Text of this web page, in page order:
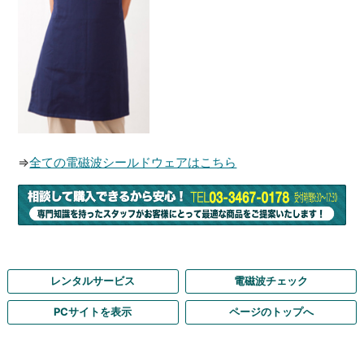
⇒全ての電磁波シールドウェアはこちら
レンタルサービス 電磁波チェック
PCサイトを表示 ページのトップへ